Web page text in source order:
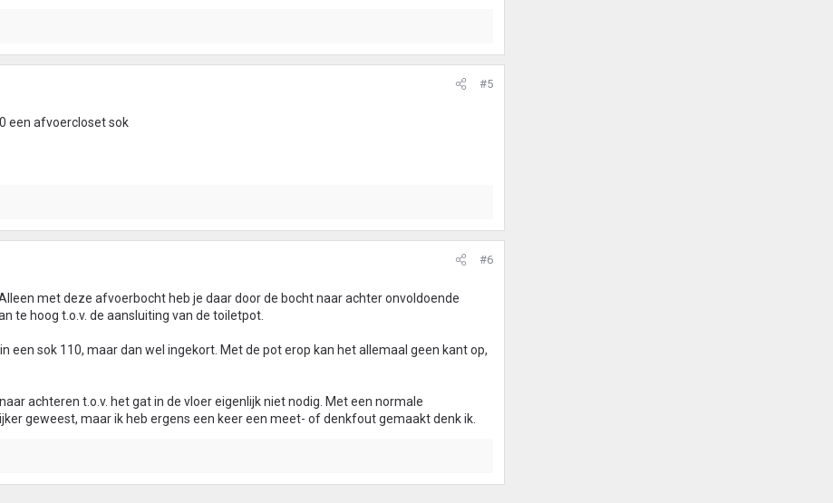
#5
een afvoercloset sok
#6
met deze afvoerbocht heb je daar door de bocht naar achter onvoldoende
te hoog t.o.v. de aansluiting van de toiletpot.
een sok 110, maar dan wel ingekort. Met de pot erop kan het allemaal geen kant op,
achteren t.o.v. het gat in de vloer eigenlijk niet nodig. Met een normale
geweest, maar ik heb ergens een keer een meet- of denkfout gemaakt denk ik.